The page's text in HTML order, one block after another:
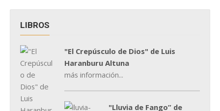
LIBROS
"El Crepúsculo de Dios" de Luis
Haranburu Altuna
más información...
"Lluvia de Fango” de